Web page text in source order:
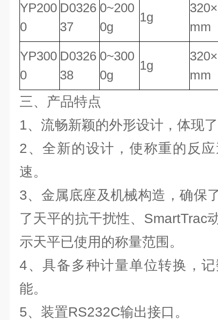
YP200
0
D0326
37
0~200
0g
1g
mm
YP300
0
D0326
38
0~300
0g
1g
mm
三、产品特点
1、流畅新颖的外形设计，体现
2、全新的设计，使称重的反
速。
3、金属底座及机械构造，确保
了天平的抗干扰性、SmartTrac
示天平已使用的称量范围。
4、具备多种计量单位转换，
能。
5、装置RS232C输出接口。